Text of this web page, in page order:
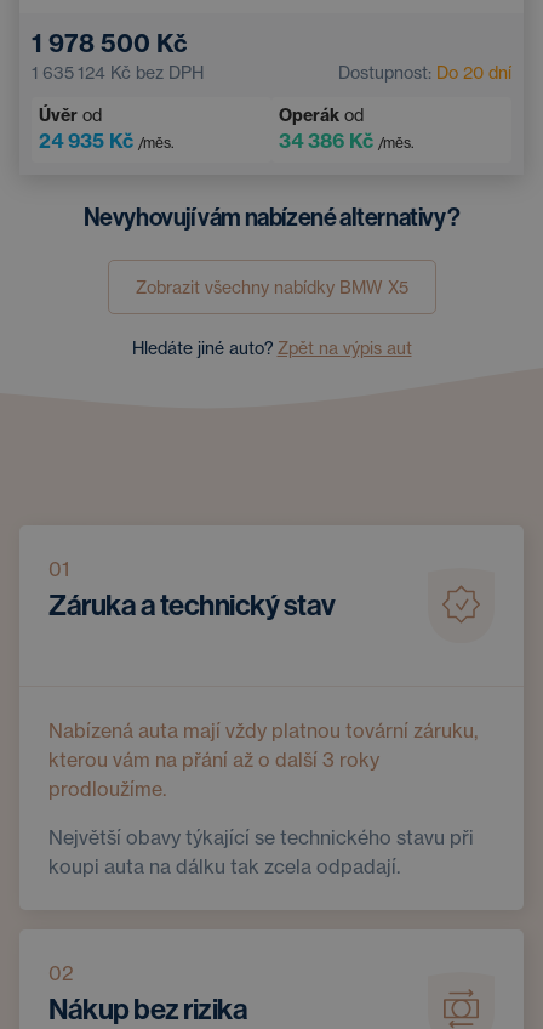
Elektricky nastavitelné sedadlo řidiče s pamětí
El. sklopná vnější zrcátka Látkové koberečky
1 978 500 Kč
1 635 124 Kč bez DPH Dostupnost: Do 20 dní
Úvěr od
24 935 Kč /měs.
Operák od
34 386 Kč /měs.
Nevyhovují vám nabízené alternativy?
Zobrazit všechny nabídkyBMW X5
Hledáte jiné auto? Zpět na výpis aut
01
Záruka a technický stav
Nabízená auta mají vždy platnou tovární záruku,
kterou vám na přání až o další 3 roky
prodloužíme.
Největší obavy týkající se technického stavu při
koupi auta na dálku tak zcela odpadají.
02
Nákup bez rizika